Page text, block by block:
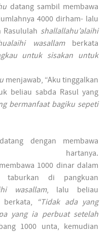
datang sambil membawa
4000 dirham- lalu
shallallahu’alaihi
wasallamberkata
untuk sisakan untuk
menjawab, “Aku tinggalkan
beliau sabda Rasul yang
bermanfaat bagiku sepeti
dengan membawa
hartanya.
1000 dinar dalam
taburkan di pangkuan
wasallam, lalu beliau
berkata,
“Tidak ada yang
yang ia perbuat setelah
1000 unta, kemudian